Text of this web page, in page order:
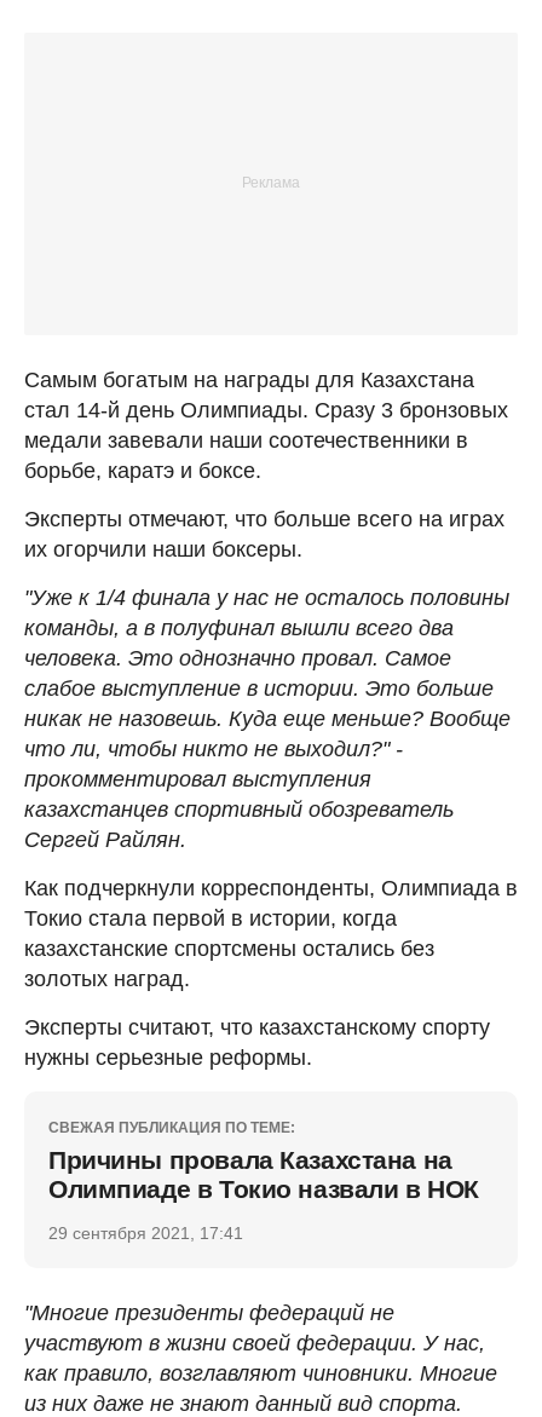
Самым богатым на награды для Казахстана
стал 14-й день Олимпиады. Сразу 3 бронзовых
медали завевали наши соотечественники в
борьбе, каратэ и боксе.
Эксперты отмечают, что больше всего на играх
их огорчили наши боксеры.
"Уже к 1/4 финала у нас не осталось половины
команды, а в полуфинал вышли всего два
человека. Это однозначно провал. Самое
слабое выступление в истории. Это больше
никак не назовешь. Куда еще меньше? Вообще
что ли, чтобы никто не выходил?" -
прокомментировал выступления
казахстанцев спортивный обозреватель
Сергей Райлян.
Как подчеркнули корреспонденты, Олимпиада в
Токио стала первой в истории, когда
казахстанские спортсмены остались без
золотых наград.
Эксперты считают, что казахстанскому спорту
нужны серьезные реформы.
СВЕЖАЯ ПУБЛИКАЦИЯ ПО ТЕМЕ:
Причины провала Казахстана на
Олимпиаде в Токио назвали в НОК
29 сентября 2021, 17:41
"Многие президенты федераций не
участвуют в жизни своей федерации. У нас,
как правило, возглавляют чиновники. Многие
из них даже не знают данный вид спорта.